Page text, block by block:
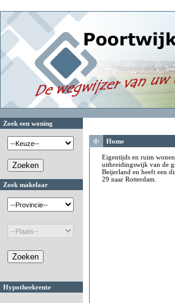
Zoek een woning
Zoek makelaar
Hypotheekrente
Home
Eigentijds en ruim
uitbreidingswijk van de
Beijerland en heeft een
29 naar Rotterdam.